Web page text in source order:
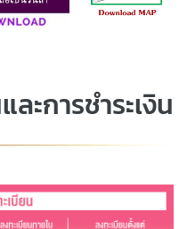
ะการชำระเงิน